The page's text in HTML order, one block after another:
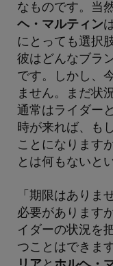
なものです。当
ヘ・マルティン
にとっても選択
彼はどんなブラ
です。しかし、
ません。まだ状
通常はライダー
時が来れば、も
ことになります
とは何もないと
「期限はありま
必要があります
イダーの状況を
つことはできま